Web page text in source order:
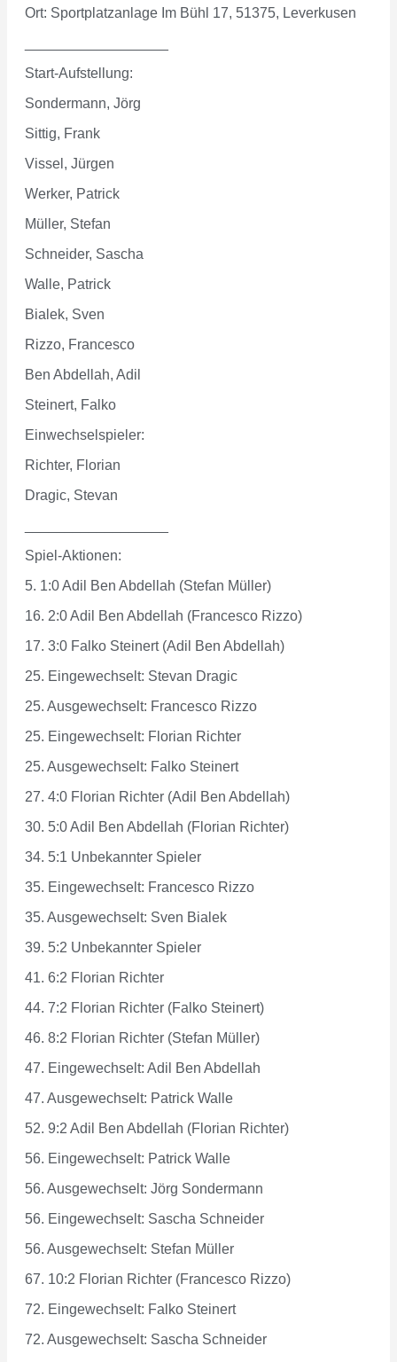
Ort: Sportplatzanlage Im Bühl 17, 51375, Leverkusen
Start-Aufstellung:
Sondermann, Jörg
Sittig, Frank
Vissel, Jürgen
Werker, Patrick
Müller, Stefan
Schneider, Sascha
Walle, Patrick
Bialek, Sven
Rizzo, Francesco
Ben Abdellah, Adil
Steinert, Falko
Einwechselspieler:
Richter, Florian
Dragic, Stevan
Spiel-Aktionen:
5. 1:0 Adil Ben Abdellah (Stefan Müller)
16. 2:0 Adil Ben Abdellah (Francesco Rizzo)
17. 3:0 Falko Steinert (Adil Ben Abdellah)
25. Eingewechselt: Stevan Dragic
25. Ausgewechselt: Francesco Rizzo
25. Eingewechselt: Florian Richter
25. Ausgewechselt: Falko Steinert
27. 4:0 Florian Richter (Adil Ben Abdellah)
30. 5:0 Adil Ben Abdellah (Florian Richter)
34. 5:1 Unbekannter Spieler
35. Eingewechselt: Francesco Rizzo
35. Ausgewechselt: Sven Bialek
39. 5:2 Unbekannter Spieler
41. 6:2 Florian Richter
44. 7:2 Florian Richter (Falko Steinert)
46. 8:2 Florian Richter (Stefan Müller)
47. Eingewechselt: Adil Ben Abdellah
47. Ausgewechselt: Patrick Walle
52. 9:2 Adil Ben Abdellah (Florian Richter)
56. Eingewechselt: Patrick Walle
56. Ausgewechselt: Jörg Sondermann
56. Eingewechselt: Sascha Schneider
56. Ausgewechselt: Stefan Müller
67. 10:2 Florian Richter (Francesco Rizzo)
72. Eingewechselt: Falko Steinert
72. Ausgewechselt: Sascha Schneider